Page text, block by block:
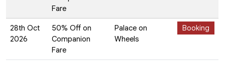
Fare
28th Oct
2026
50% Off on
Companion
Fare
Palace on
Wheels
Booking